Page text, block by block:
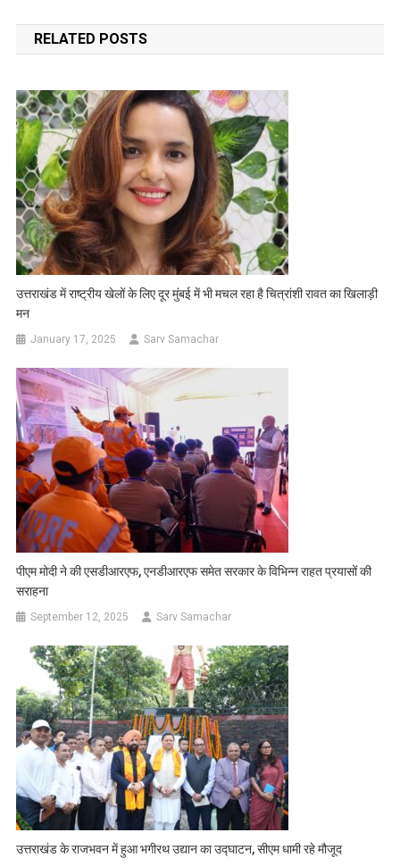
navigation
RELATED POSTS
उत्तराखंड में राष्ट्रीय खेलों के लिए दूर मुंबई में भी मचल रहा है चित्रांशी रावत का खिलाड़ी
मन
January 17, 2025 Sarv Samachar
पीएम मोदी ने की एसडीआरएफ, एनडीआरएफ समेत सरकार के विभिन्न राहत प्रयासों की
सराहना
September 12, 2025 Sarv Samachar
उत्तराखंड के राजभवन में हुआ भगीरथ उद्यान का उद्घाटन, सीएम धामी रहे मौजूद